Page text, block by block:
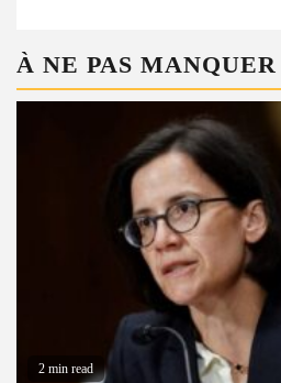
À NE PAS
2 min read